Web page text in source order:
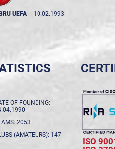
UEFA -- 10.02.1993
OF FOUNDING:
2053
(AMATEURS): 147
ISO